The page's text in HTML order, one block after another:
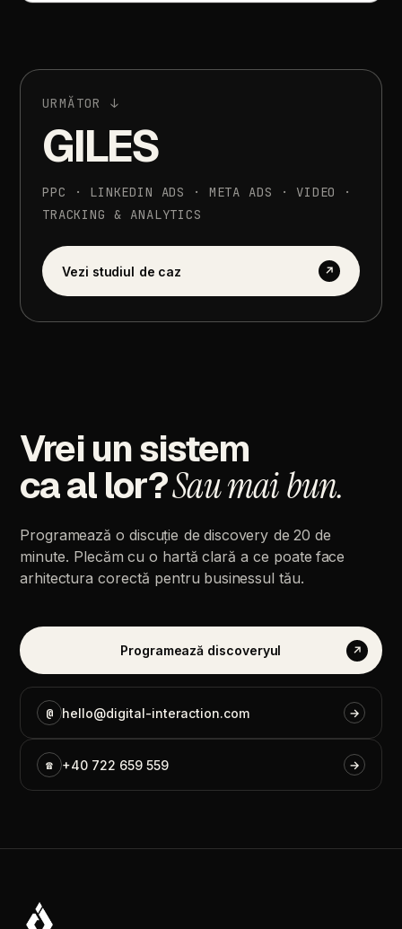
URMĂTOR ↓
GILES
PPC · LINKEDIN ADS · META ADS · VIDEO
·
TRACKING
& ANALYTICS
Vezi studiul de caz ↗
Vreiunsistem
caal lor?Saumaibun.
Programează o discuție de discovery de 20 de
minute. Plecăm cu o hartă clară a ce poate face
arhitectura corectă pentru businessul tău.
Programează discoveryul ↗
@ hello@digital-interaction.com →
☎ +40 722 659 559 →